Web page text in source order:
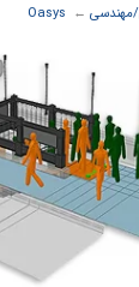
← ‏
Oasys